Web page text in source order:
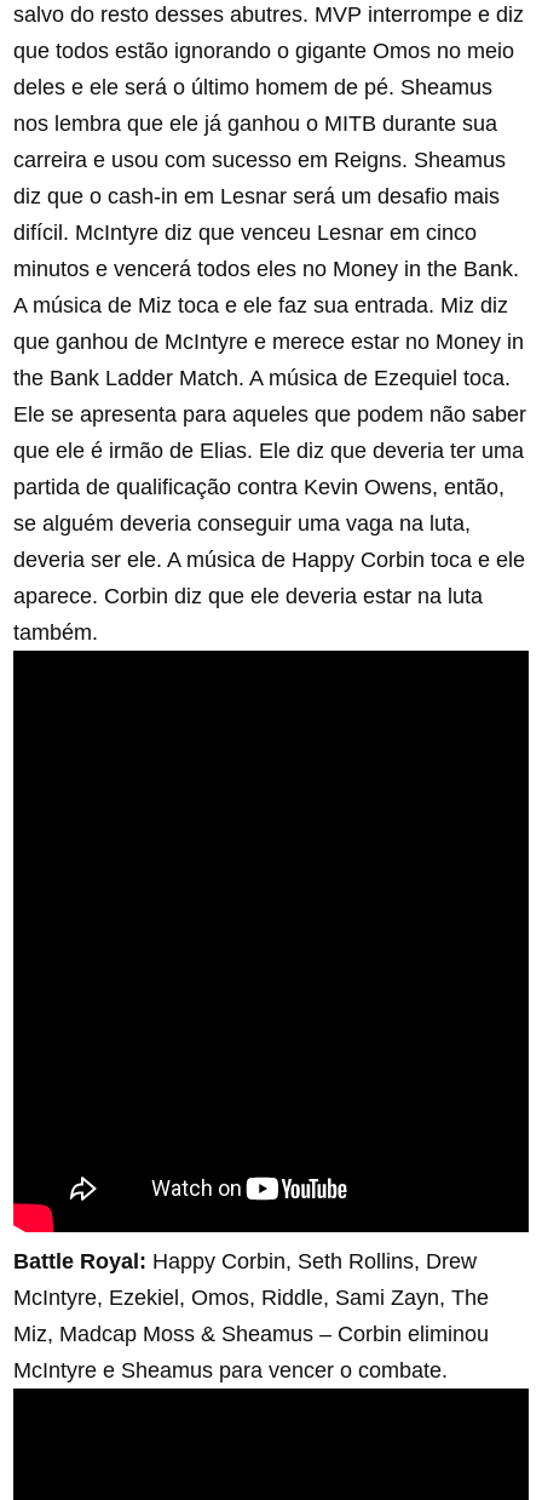
salvo do resto desses abutres. MVP interrompe e diz
que todos estão ignorando o gigante Omos no meio
deles e ele será o último homem de pé. Sheamus
nos lembra que ele já ganhou o MITB durante sua
carreira e usou com sucesso em Reigns. Sheamus
diz que o cash-in em Lesnar será um desafio mais
difícil. McIntyre diz que venceu Lesnar em cinco
minutos e vencerá todos eles no Money in the Bank.
A música de Miz toca e ele faz sua entrada. Miz diz
que ganhou de McIntyre e merece estar no Money in
the Bank Ladder Match. A música de Ezequiel toca.
Ele se apresenta para aqueles que podem não saber
que ele é irmão de Elias. Ele diz que deveria ter uma
partida de qualificação contra Kevin Owens, então,
se alguém deveria conseguir uma vaga na luta,
deveria ser ele. A música de Happy Corbin toca e ele
aparece. Corbin diz que ele deveria estar na luta
também.
Battle Royal: Happy Corbin, Seth Rollins, Drew
McIntyre, Ezekiel, Omos, Riddle, Sami Zayn, The
Miz, Madcap Moss & Sheamus – Corbin eliminou
McIntyre e Sheamus para vencer o combate.